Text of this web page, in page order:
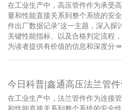
在工业生产中，高压管件作为承受
量和性能直接关系到整个系统的安
件出厂数据记录”这一主题，深入探
关键性能指标、以及合格判定流程
为读者提供有价值的信息和深度分
今日科普|鑫通高压法兰管件
在工业生产中，法兰管件作为连接